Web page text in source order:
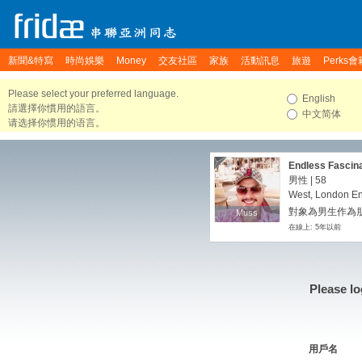
新聞&特寫 時尚娛樂 Money 交友社區 家族 活動訊息 旅遊 Perks會
Please select your preferred language.
請選擇你慣用的語言。
请选择你惯用的语言。
English
中文简体
Muss
Muss
Endless
男性 | 58
West, London
對象為男生作為
在線上: 5年以前
Please
用戶名